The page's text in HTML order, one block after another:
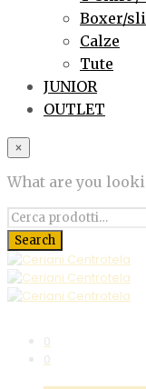
Boxer/
Calze
Tute
JUNIOR
OUTLET
×
What are you